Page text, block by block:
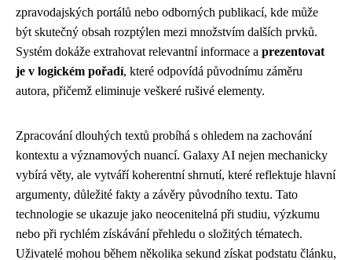
zpravodajských portálů nebo odborných publikací, kde může
být skutečný obsah rozptýlen mezi množstvím dalších prvků.
Systém dokáže extrahovat relevantní informace a prezentovat
je v logickém pořadí, které odpovídá původnímu záměru
autora, přičemž eliminuje veškeré rušivé elementy.
Zpracování dlouhých textů probíhá s ohledem na zachování
kontextu a významových nuancí. Galaxy AI nejen mechanicky
vybírá věty, ale vytváří koherentní shrnutí, které reflektuje hlavní
argumenty, důležité fakty a závěry původního textu. Tato
technologie se ukazuje jako neocenitelná při studiu, výzkumu
nebo při rychlém získávání přehledu o složitých tématech.
Uživatelé mohou během několika sekund získat podstatu článku,